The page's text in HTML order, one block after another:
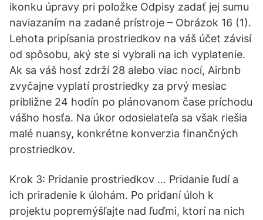
ikonku úpravy pri položke Odpisy zadať jej sumu
naviazaním na zadané prístroje – Obrázok 16 (1).
Lehota pripísania prostriedkov na váš účet závisí
od spôsobu, aký ste si vybrali na ich vyplatenie.
Ak sa váš hosť zdrží 28 alebo viac nocí, Airbnb
zvyčajne vyplatí prostriedky za prvý mesiac
približne 24 hodín po plánovanom čase príchodu
vášho hosťa. Na úkor odosielateľa sa však riešia
malé nuansy, konkrétne konverzia finančných
prostriedkov.
Krok 3: Pridanie prostriedkov … Pridanie ľudí a
ich priradenie k úlohám. Po pridaní úloh k
projektu popremýšľajte nad ľuďmi, ktorí na nich